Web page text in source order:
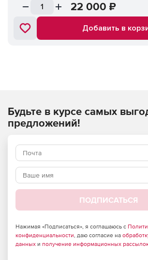
22 000 ₽
Добавить в
Будьте в курсе самых
предложений!
ПОДПИСАТЬСЯ
Нажимая «Подписаться», я соглашаюсь с
конфиденциальности, даю согласие на
данных и получение информационных